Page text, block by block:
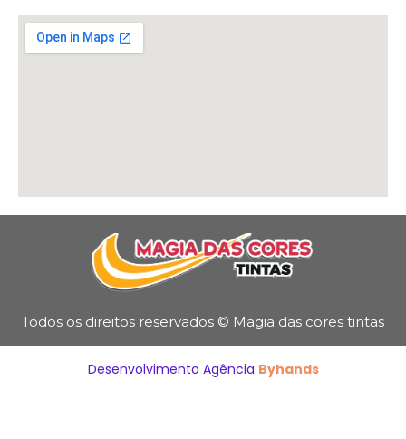
Todos os direitos reservados © Magia das cores tintas
Desenvolvimento Agência Byhands